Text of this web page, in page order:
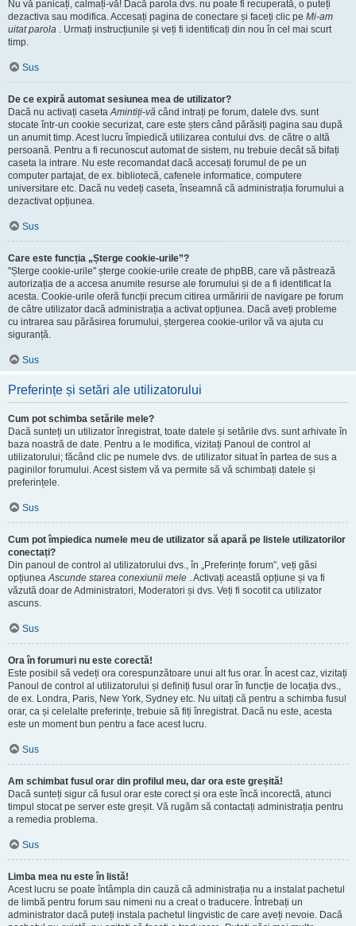
Nu vă panicați, calmați-vă! Dacă parola dvs. nu poate fi recuperată, o puteți
dezactiva sau modifica. Accesați pagina de conectare și faceți clic pe Mi-am
uitat parola . Urmați instrucțiunile și veți fi identificați din nou în cel mai scurt
timp.
Sus
De ce expiră automat sesiunea mea de utilizator?
Dacă nu activați casetaAmintiți-vă când intrați pe forum, datele dvs. sunt
stocate într-un cookie securizat, care este șters când părăsiți pagina sau după
un anumit timp. Acest lucru împiedică utilizarea contului dvs. de către o altă
persoană. Pentru a fi recunoscut automat de sistem, nu trebuie decât să bifați
caseta la intrare. Nu este recomandat dacă accesați forumul de pe un
computer partajat, de ex. bibliotecă, cafenele informatice, computere
universitare etc. Dacă nu vedeți caseta, înseamnă că administrația forumului a
dezactivat opțiunea.
Sus
Care este funcția „Șterge cookie-urile”?
"Șterge cookie-urile" șterge cookie-urile create de phpBB, care vă păstrează
autorizația de a accesa anumite resurse ale forumului și de a fi identificat la
acesta. Cookie-urile oferă funcții precum citirea urmăririi de navigare pe forum
de către utilizator dacă administrația a activat opțiunea. Dacă aveți probleme
cu intrarea sau părăsirea forumului, ștergerea cookie-urilor vă va ajuta cu
siguranță.
Sus
Preferințe și setări ale utilizatorului
Cum pot schimba setările mele?
Dacă sunteți un utilizator înregistrat, toate datele și setările dvs. sunt arhivate în
baza noastră de date. Pentru a le modifica, vizitați Panoul de control al
utilizatorului; făcând clic pe numele dvs. de utilizator situat în partea de sus a
paginilor forumului. Acest sistem vă va permite să vă schimbați datele și
preferințele.
Sus
Cum pot împiedica numele meu de utilizator să apară pe listele utilizatorilor
conectați?
Din panoul de control al utilizatorului dvs., în „Preferințe forum”, veți găsi
opțiuneaAscunde starea conexiunii mele . Activați această opțiune și va fi
văzută doar de Administratori, Moderatori și dvs. Veți fi socotit ca utilizator
ascuns.
Sus
Ora în forumuri nu este corectă!
Este posibil să vedeți ora corespunzătoare unui alt fus orar. În acest caz, vizitați
Panoul de control al utilizatorului și definiți fusul orar în funcție de locația dvs.,
de ex. Londra, Paris, New York, Sydney etc. Nu uitați că pentru a schimba fusul
orar, ca și celelalte preferințe, trebuie să fiți înregistrat. Dacă nu este, acesta
este un moment bun pentru a face acest lucru.
Sus
Am schimbat fusul orar din profilul meu, dar ora este greșită!
Dacă sunteți sigur că fusul orar este corect și ora este încă incorectă, atunci
timpul stocat pe server este greșit. Vă rugăm să contactați administrația pentru
a remedia problema.
Sus
Limba mea nu este în listă!
Acest lucru se poate întâmpla din cauză că administrația nu a instalat pachetul
de limbă pentru forum sau nimeni nu a creat o traducere. Întrebați un
administrator dacă puteți instala pachetul lingvistic de care aveți nevoie. Dacă